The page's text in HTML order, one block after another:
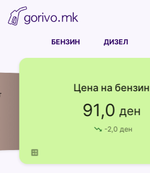
БЕНЗИН ДИЗЕЛ
Цена на бензин
91,0 ден
-2,0 ден